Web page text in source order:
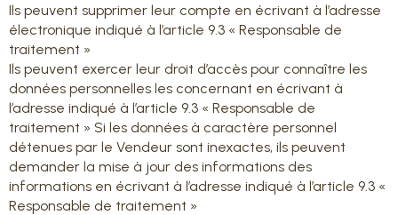
Ils peuvent supprimer leur compte en écrivant à l’adresse
électronique indiqué à l’article 9.3 « Responsable de
traitement »
Ils peuvent exercer leur droit d’accès pour connaître les
données personnelles les concernant en écrivant à
l’adresse indiqué à l’article 9.3 « Responsable de
traitement » Si les données à caractère personnel
détenues par le Vendeur sont inexactes, ils peuvent
demander la mise à jour des informations des
informations en écrivant à l’adresse indiqué à l’article 9.3 «
Responsable de traitement »